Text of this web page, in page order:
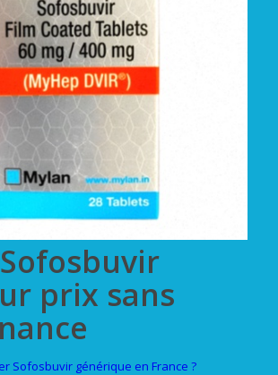
prix sans
Sofosbuvir générique en France ?